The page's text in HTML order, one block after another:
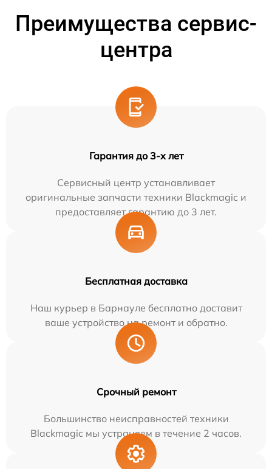
Преимущества сервис-
центра
Гарантия до 3-х лет
Сервисный центр устанавливает
оригинальные запчасти техники Blackmagic и
предоставляет гарантию до 3 лет.
Бесплатная доставка
Наш курьер в Барнауле бесплатно доставит
ваше устройство на ремонт и обратно.
Срочный ремонт
Большинство неисправностей техники
Blackmagic мы устраняем в течение 2 часов.